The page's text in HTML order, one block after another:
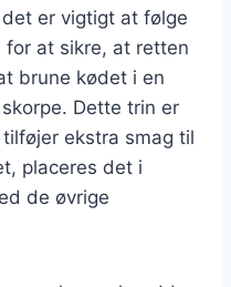
er vigtigt at følge
at sikre, at retten
brune kødet i en
Dette trin er
ekstra smag til
placeres det i
de øvrige